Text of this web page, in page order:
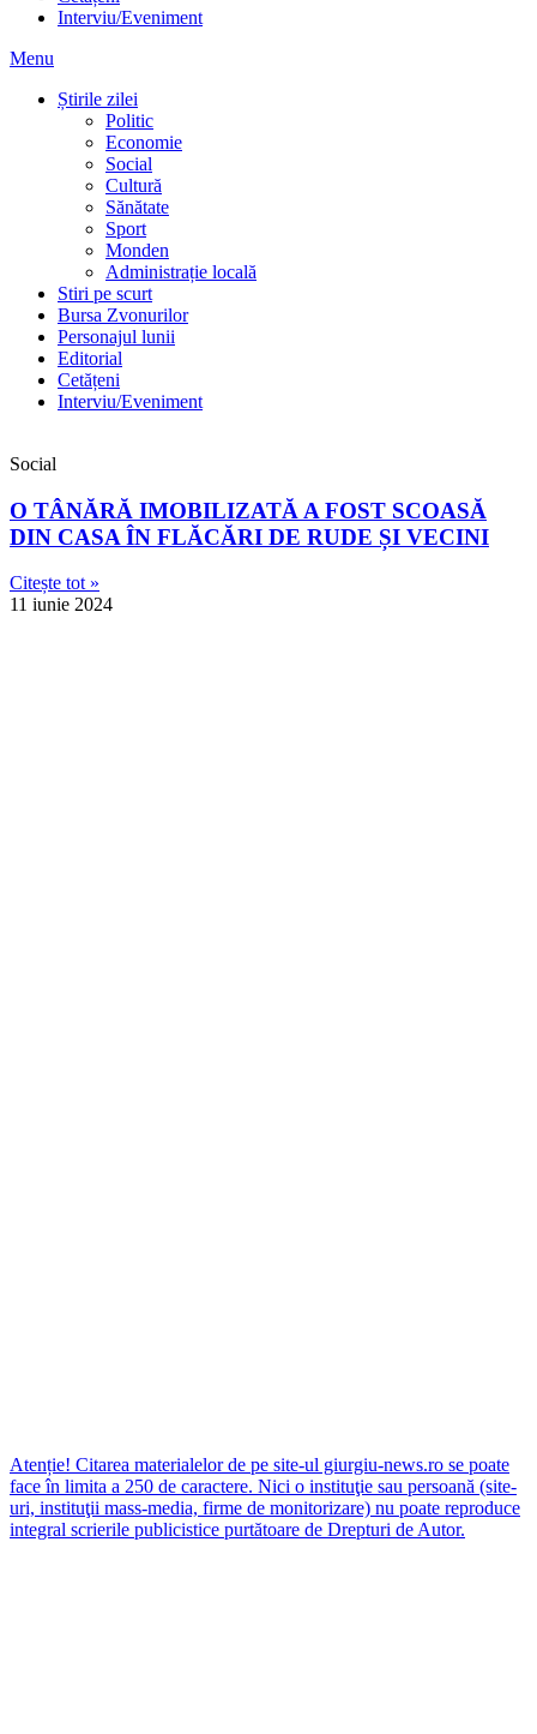
Interviu/Eveniment
Menu
Știrile zilei
Politic
Economie
Social
Cultură
Sănătate
Sport
Monden
Administrație locală
Stiri pe scurt
Bursa Zvonurilor
Personajul lunii
Editorial
Cetățeni
Interviu/Eveniment
Social
O TÂNĂRĂ IMOBILIZATĂ A FOST SCOASĂ
DIN CASA ÎN FLĂCĂRI DE RUDE ȘI VECINI
Citește tot »
11 iunie 2024
Atenție! Citarea materialelor de pe site-ul giurgiu-news.ro se poate
face în limita a 250 de caractere. Nici o instituţie sau persoană (site-
uri, instituţii mass-media, firme de monitorizare) nu poate reproduce
integral scrierile publicistice purtătoare de Drepturi de Autor.